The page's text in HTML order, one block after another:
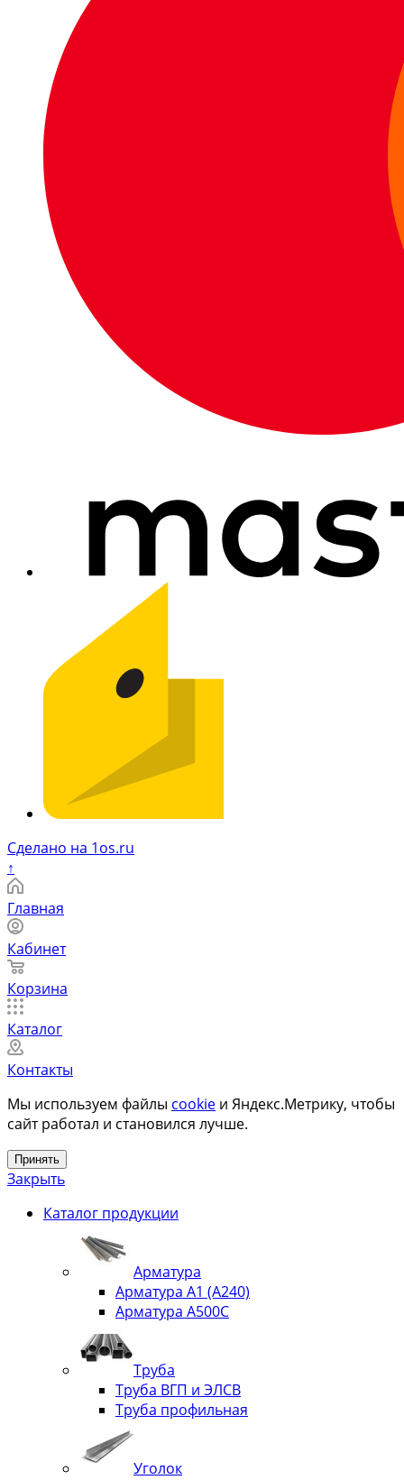
Сделано на 1os.ru
↑
Главная
Кабинет
Корзина
Каталог
Контакты
Мы используем файлы cookie и Яндекс.Метрику, чтобы
сайт работал и становился лучше.
Принять
Закрыть
Каталог продукции
Арматура
Арматура А1 (А240)
Арматура А500С
Труба
Труба ВГП и ЭЛСВ
Труба профильная
Уголок